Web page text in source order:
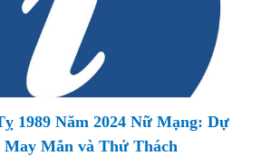
1989 Năm 2024 Nữ Mạng: Dự
Mắn và Thử Thách